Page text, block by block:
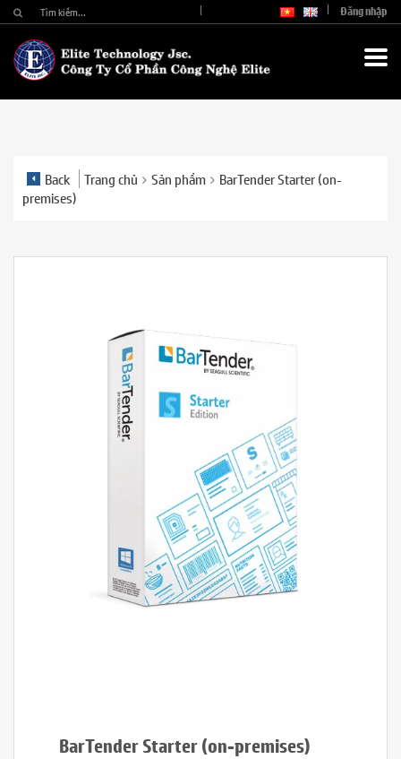
Đăng nhập
Back Trang chủ Sản phẩm
BarTender Starter (on-
premises)
BarTender Starter (on-premises)